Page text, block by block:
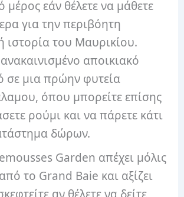
μέρος εάν θέλετε να μάθετε
για την περιβόητη
ιστορία του Μαυρικίου.
αποικιακό
σε μια πρώην φυτεία
όπου μπορείτε επίσης
ρούμι και να πάρετε κάτι
δώρων.
Garden απέχει μόλις
το Grand Baie και αξίζει